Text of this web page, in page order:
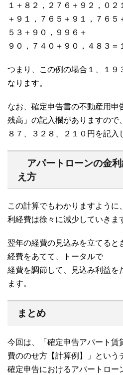
１＋８２，２７６＋９２，０２１
＋９１，７６５＋９１，７６５
５３＋９０，９９６＋
９０，７４０＋９０，４８３＝
つまり、この例の場合１、１９
なります。
なお、確定申告書の不動産用申
残高」の記入欄がありますので
８７、３２８、２１０円を記入
アパートローンの金
え方
この計算でもわかりますように
利経費は徐々に減少していきま
翌年の経費の見込みを立てると
経費をあてて、トータルで
経費を調節して、見込み利益を
ます。
まとめ
今回は、「確定申告アパート賃
費ののせ方【計算例】」という
確定申告におけるアパートロー